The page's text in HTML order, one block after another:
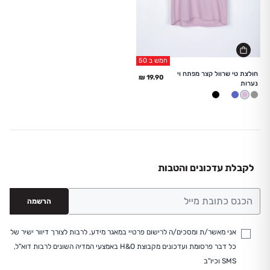
חמש ב 50
חולצת טי שרוול קצר מפתח וי
נערות
מלאנז
לילך בהיר
ג'ינס בהיר
לבןשחור
החל מ
לקבלת עדכונים והטבות
הרשמה
אני מאשר/ת ומסכים/ה לרישום פרטיי במאגר מידע, לרבות לצורך דיוור ישיר של
כל דבר פרסומת ועדכונים מקבוצת H&O באמצעי המדיה השונים לרבות דוא"ל,
SMS וכיו"ב